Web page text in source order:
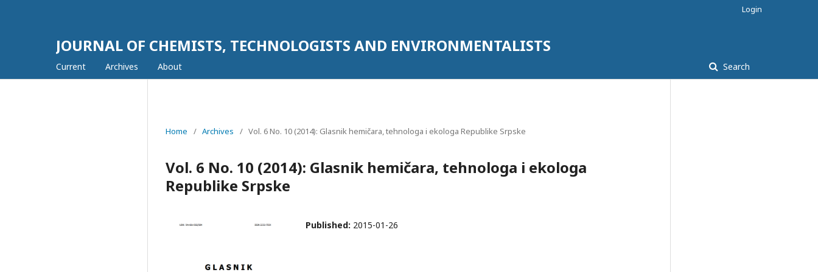
JOURNAL OF CHEMISTS, TECHNOLOGISTS AND ENVIRONMENTALISTS
Current Archives About Search
Login
Home / Archives / Vol. 6 No. 10 (2014): Glasnik hemičara, tehnologa i ekologa Republike Srpske
Vol. 6 No. 10 (2014): Glasnik hemičara, tehnologa i ekologa
Republike Srpske
Published: 2015-01-26